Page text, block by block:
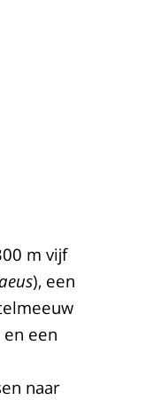
m vijf
), een
een
naar